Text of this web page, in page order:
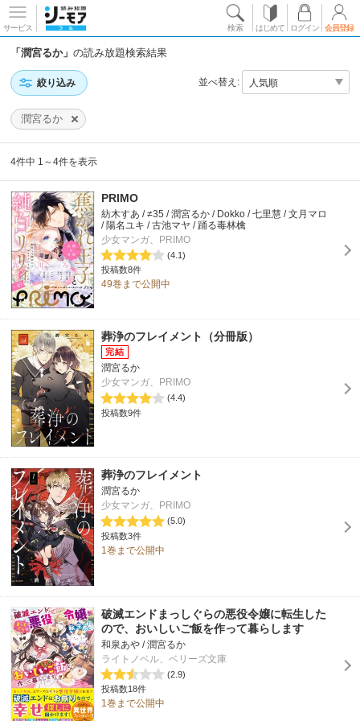
サービス 検索 はじめて ログイン 会員登録
「潤宮るか」の読み放題検索結果
絞り込み 並べ替え:
潤宮るか
4件中 1～4件を表示
PRIMO
紡木すあ / ≠35 / 潤宮るか / Dokko / 七里慧 / 文月マロ
/ 陽名ユキ / 古池マヤ / 踊る毒林檎
少女マンガ、PRIMO
(4.1)
投稿数8件
49巻まで公開中
葬浄のフレイメント（分冊版）
潤宮るか
少女マンガ、PRIMO
(4.4)
投稿数9件
葬浄のフレイメント
潤宮るか
少女マンガ、PRIMO
(5.0)
投稿数3件
1巻まで公開中
破滅エンドまっしぐらの悪役令嬢に転生した
ので、おいしいご飯を作って暮らします
和泉あや / 潤宮るか
ライトノベル、ベリーズ文庫
(2.9)
投稿数18件
1巻まで公開中